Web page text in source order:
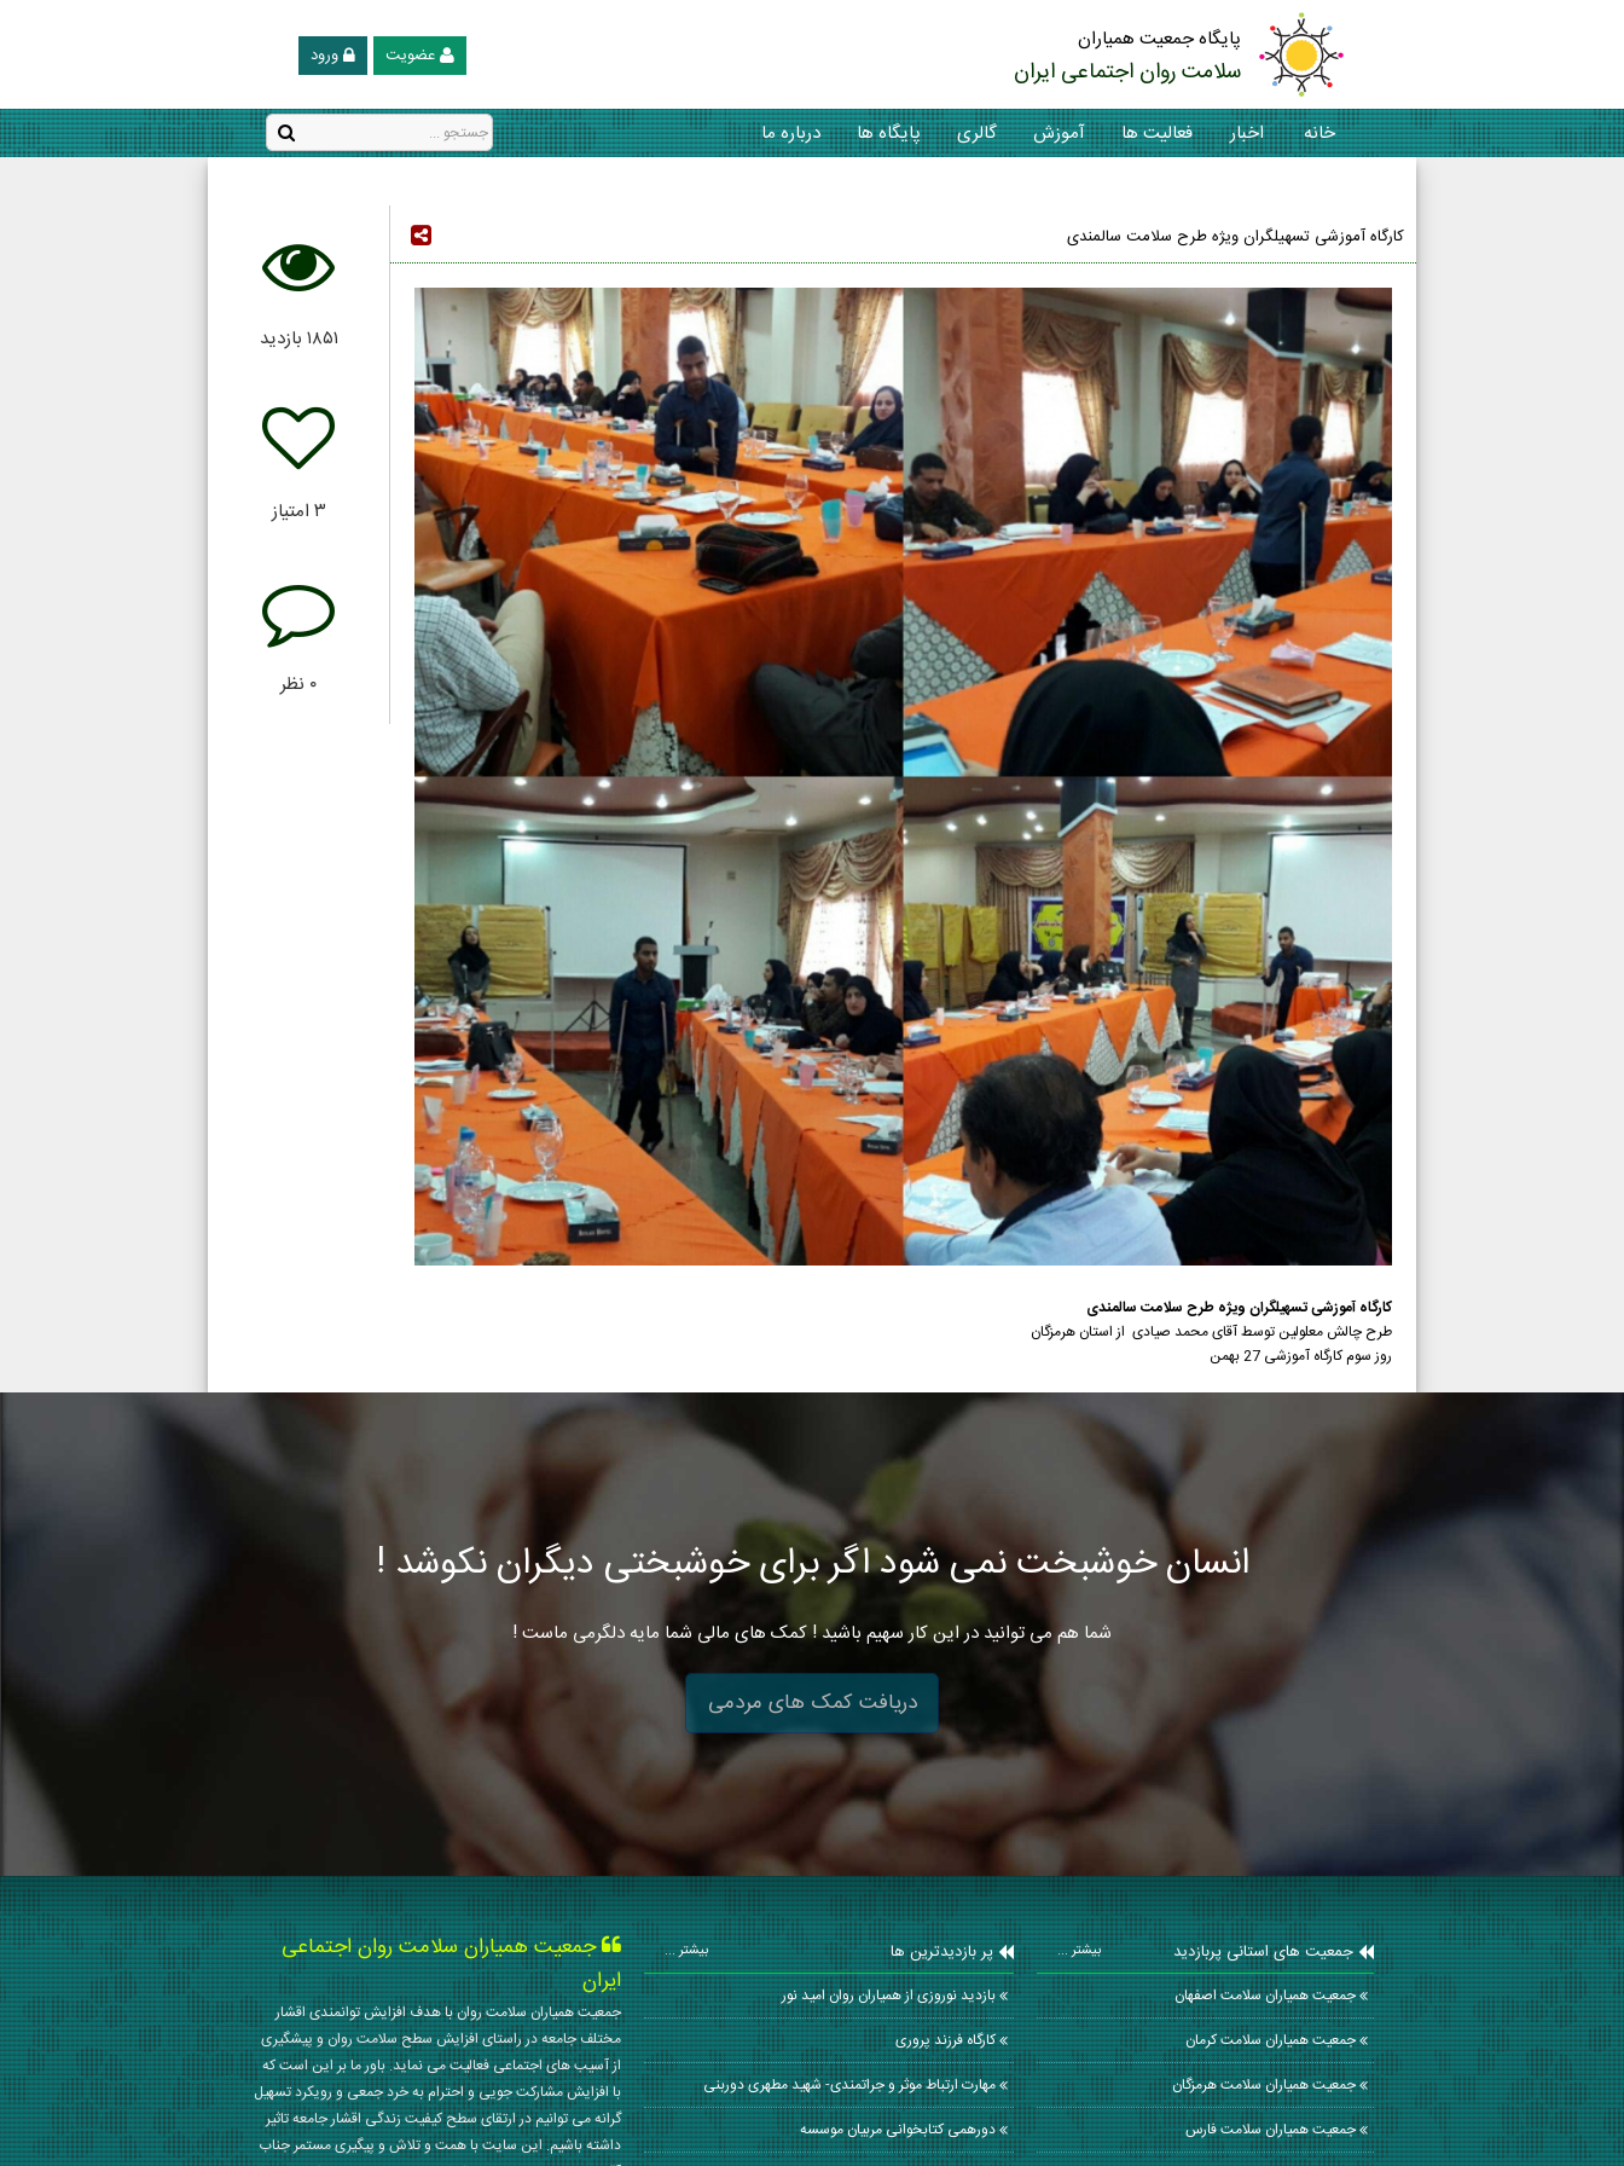
پایگاه جمعیت همیاران
سلامت روان اجتماعی ایران ورود عضویت
خانه اخبار فعالیت ها آموزش گالری پایگاه ها
درباره ما
کارگاه آموزشی تسهیلگران ویژه طرح سلامت سالمندی
کارگاه آموزشی تسهیلگران ویژه طرح سلامت سالمندی
طرح چالش معلولین توسط آقای محمد صیادی از استان هرمزگان
روز سوم کارگاه آموزشی 27 بهمن
۱۸۵۱ بازدید
۳ امتیاز
۰ نظر
انسان خوشبخت نمی شود اگر برای خوشبختی دیگران نکوشد !
شما هم می توانید در این کار سهیم باشید ! کمک های مالی شما مایه دلگرمی ماست !
دریافت کمک های مردمی
جمعیت های استانی پربازدید بیشتر ...
جمعیت همیاران سلامت اصفهان
جمعیت همیاران سلامت كرمان
جمعیت همیاران سلامت هرمزگان
جمعیت همیاران سلامت فارس
پر بازدیدترین ها بیشتر ...
بازدید نوروزی از همیاران روان امید نور
کارگاه فرزند پروری
مهارت ارتباط موثر و جراتمندی- شهید مطهری دوربنی
دورهمی کتابخوانی مربیان موسسه
جمعیت همیاران سلامت روان اجتماعی
ایران
جمعیت همیاران سلامت روان با هدف افزایش توانمندی اقشار
مختلف جامعه در راستای افزایش سطح سلامت روان و پیشگیری
از آسیب های اجتماعی فعالیت می نماید. باور ما بر این است که
با افزایش مشارکت جویی و احترام به خرد جمعی و رویکرد تسهیل
گرانه می توانیم در ارتقای سطح کیفیت زندگی اقشار جامعه تاثیر
داشته باشیم. این سایت با همت و تلاش و پیگیری مستمر جناب